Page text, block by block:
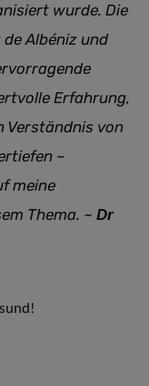
wurde. Die
Albéniz und
Erfahrung,
Verständnis von
–
meine
Thema. ~ Dr